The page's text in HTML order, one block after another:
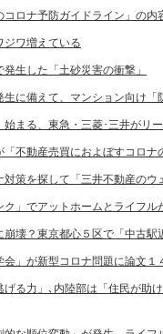
コロナ予防ガイドライン」の内
ジワ増えている
生した「土砂災害の衝撃」
生に備えて、マンション向け「
始まる、東急・三菱･三井がリ
「不動産売買におよぼすコロナ
対策を探して「三井不動産のウ
ク」でアットホームとライフル
崩壊？東京都心５区で「中古駅
会」が新型コロナ問題に論文１
げる力」､内陸部は「住民が助